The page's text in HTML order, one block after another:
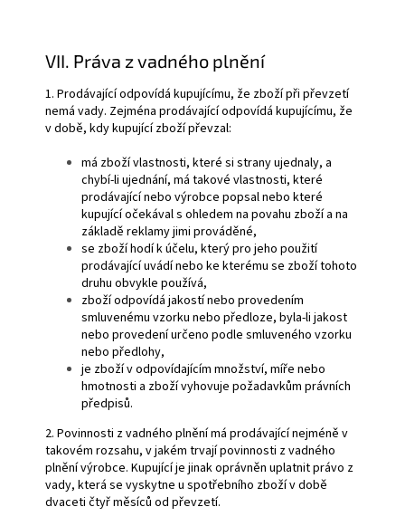
VII. Práva z vadného plnění
1. Prodávající odpovídá kupujícímu, že zboží při převzetí
nemá vady. Zejména prodávající odpovídá kupujícímu, že
v době, kdy kupující zboží převzal:
má zboží vlastnosti, které si strany ujednaly, a
chybí-li ujednání, má takové vlastnosti, které
prodávající nebo výrobce popsal nebo které
kupující očekával s ohledem na povahu zboží a na
základě reklamy jimi prováděné,
se zboží hodí k účelu, který pro jeho použití
prodávající uvádí nebo ke kterému se zboží tohoto
druhu obvykle používá,
zboží odpovídá jakostí nebo provedením
smluvenému vzorku nebo předloze, byla-li jakost
nebo provedení určeno podle smluveného vzorku
nebo předlohy,
je zboží v odpovídajícím množství, míře nebo
hmotnosti a zboží vyhovuje požadavkům právních
předpisů.
2. Povinnosti z vadného plnění má prodávající nejméně v
takovém rozsahu, v jakém trvají povinnosti z vadného
plnění výrobce. Kupující je jinak oprávněn uplatnit právo z
vady, která se vyskytne u spotřebního zboží v době
dvaceti čtyř měsíců od převzetí.